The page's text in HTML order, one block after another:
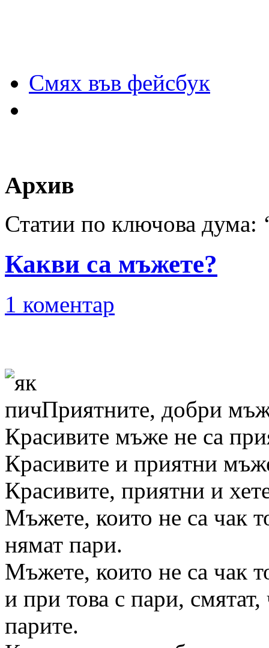
Смях във фейсбук
Архив
Статии по ключова дума:
Какви са мъжете?
1 коментар
Приятните, добри
Красивите мъже не са
Красивите и приятни
Красивите, приятни и
Мъжете, които не са чак
нямат пари.
Мъжете, които не са чак
и при това с пари,
парите.